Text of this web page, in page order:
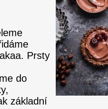
Prsty
do
základní